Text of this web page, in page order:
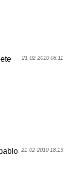
21-02-2010 08:11
21-02-2010 18:13